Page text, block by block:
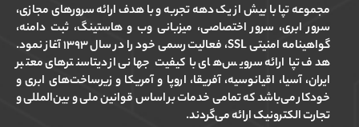
مجموعه تپا با بیش از یک دهه تجربه و با هدف ارائه سرورهای مجازی،
سرور ابری، سرور اختصاصی، میزبانی وب و هاستینگ، ثبت دامنه،
گواهینامه امنیتی SSL، فعالیت رسمی خود را در سال ۱۳۹۳ آغاز نمود.
هدف تپا ارائه سرویس‌های با کیفیت جهانی از دیتاسنترهای معتبر
ایران، آسیا، اقیانوسیه، آفریقا، اروپا و آمریکا و زیرساخت‌های ابری و
خودکار می‌باشد که تمامی خدمات بر اساس قوانین ملی و بین‌المللی و
تجارت الکترونیک ارائه می‌گردند.